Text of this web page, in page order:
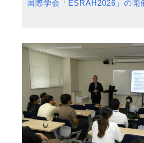
国際学会「ESRAH2026」の開